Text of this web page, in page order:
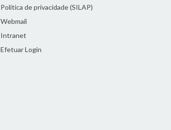
Política de privacidade (SILAP)
Webmail
Intranet
Efetuar Login